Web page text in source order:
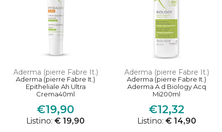
Aderma (pierre Fabre It.)
Aderma (pierre Fabre It.)
Epitheliale Ah Ultra
Crema40ml
€19,90
Listino: € 19,90
Aderma (pierre Fabre It.)
Aderma (pierre Fabre It.)
Aderma A d Biology Acq
Mi200ml
€12,32
Listino: € 14,90